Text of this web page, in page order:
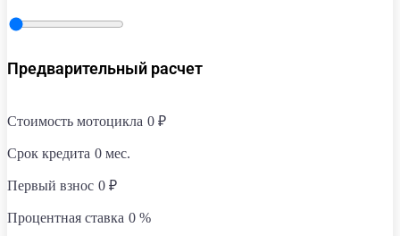
Предварительный расчет
Стоимость мотоцикла 0 ₽
Срок кредита 0 мес.
Первый взнос 0 ₽
Процентная ставка 0 %